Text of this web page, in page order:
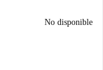
No disponible